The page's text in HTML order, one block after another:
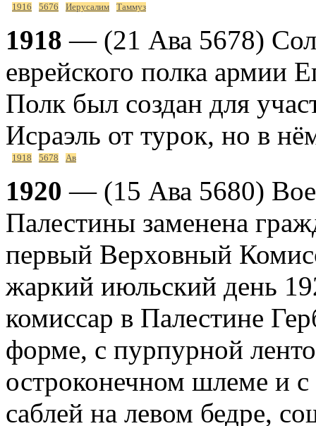
1916 5676 Иерусалим Таммуз
1918 — (21 Ава 5678)
еврейского полка армии
Полк был создан для
Исраэль от турок, но в
1918 5678 Ав
1920 — (15 Ава 5680)
Палестины заменена
первый Верховный
жаркий июльский день
комиссар в Палестине
форме, с пурпурной
остроконечном шлеме и
саблей на левом бедре,